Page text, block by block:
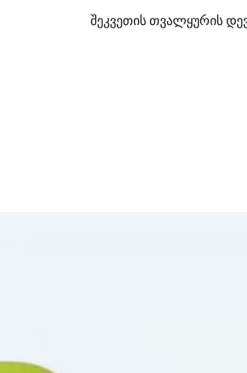
შეკვეთის თვალყურის